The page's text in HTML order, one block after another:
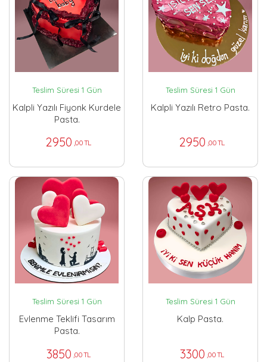
Teslim Süresi 1 Gün
Kalpli Yazılı Fiyonk Kurdele
Pasta.
2950 ,00 TL
Teslim Süresi 1 Gün
Kalpli Yazılı Retro Pasta.
2950 ,00 TL
Teslim Süresi 1 Gün
Evlenme Teklifi Tasarım
Pasta.
3850 ,00 TL
Teslim Süresi 1 Gün
Kalp Pasta.
3300 ,00 TL